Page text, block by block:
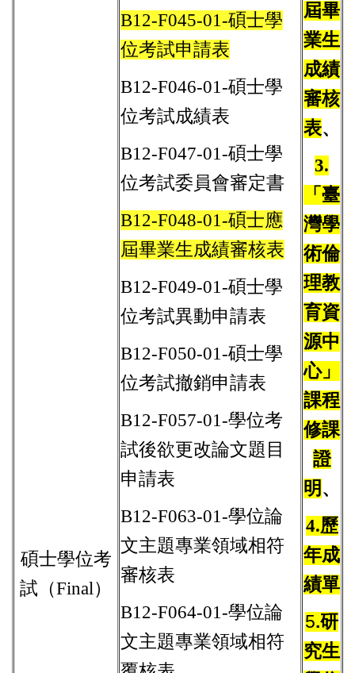
碩士學位考
試（Final）
B12-F045-01-碩士學
位考試申請表
B12-F046-01-碩士學
位考試成績表
B12-F047-01-碩士學
位考試委員會審定書
B12-F048-01-碩士應
屆畢業生成績審核表
B12-F049-01-碩士學
位考試異動申請表
B12-F050-01-碩士學
位考試撤銷申請表
B12-F057-01-學位考
試後欲更改論文題目
申請表
B12-F063-01-學位論
文主題專業領域相符
審核表
B12-F064-01-學位論
文主題專業領域相符
屆畢
業生
成績
審核
表、
3.
「臺
灣學
術倫
理教
育資
源中
心」
課程
修課
證
明 、
4.歷
年成
績單
5.研
究生